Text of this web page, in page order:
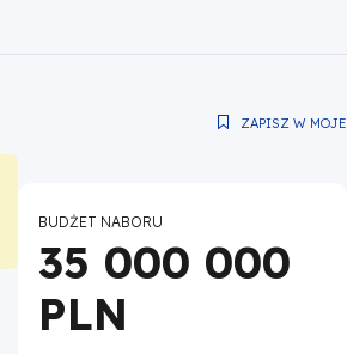
ZAPISZ W MOJE
BUDŻET NABORU
35 000 000
PLN